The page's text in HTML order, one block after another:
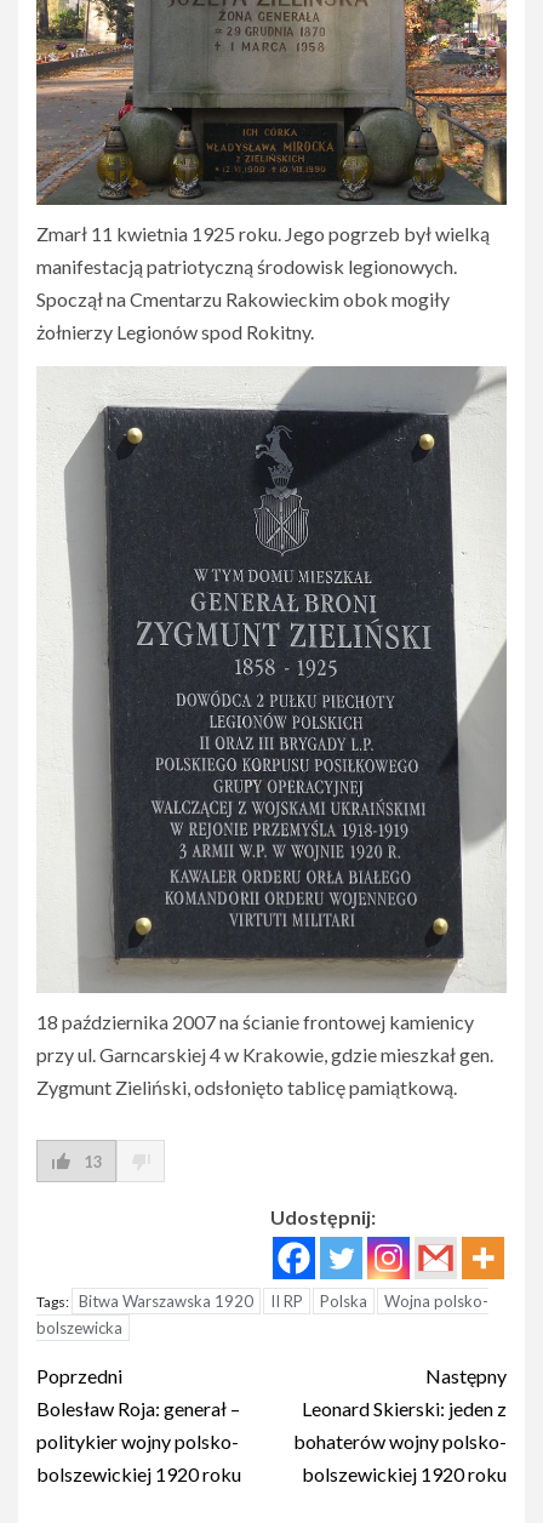
Zmarł 11 kwietnia 1925 roku. Jego pogrzeb był wielką
manifestacją patriotyczną środowisk legionowych.
Spoczął na Cmentarzu Rakowieckim obok mogiły
żołnierzy Legionów spod Rokitny.
18 października 2007 na ścianie frontowej kamienicy
przy ul. Garncarskiej 4 w Krakowie, gdzie mieszkał gen.
Zygmunt Zieliński, odsłonięto tablicę pamiątkową.
13
Udostępnij:
Tags: Bitwa Warszawska 1920 II RP Polska
Wojna polsko-
bolszewicka
Post
navigation
Poprzedni
Bolesław Roja: generał –
politykier wojny polsko-
bolszewickiej 1920 roku
Następny
Leonard Skierski: jeden z
bohaterów wojny polsko-
bolszewickiej 1920 roku